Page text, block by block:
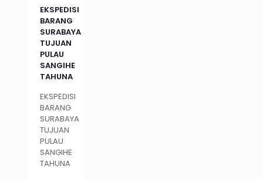
EKSPEDISI
BARANG
SURABAYA
TUJUAN
PULAU
SANGIHE
TAHUNA
EKSPEDISI
BARANG
SURABAYA
TUJUAN
PULAU
SANGIHE
TAHUNA